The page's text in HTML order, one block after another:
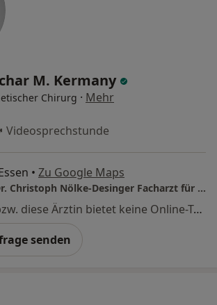
M. Kermany
Chirurg · Mehr
Videosprechstunde
• Zu Google Maps
Privatpraxis Dr. Christoph Nölke-Desinger Facharzt für Allgemeinmedizin
Dieser Arzt bzw. diese Ärztin bietet keine Online-Terminbuchung an diesem Standort an.
senden